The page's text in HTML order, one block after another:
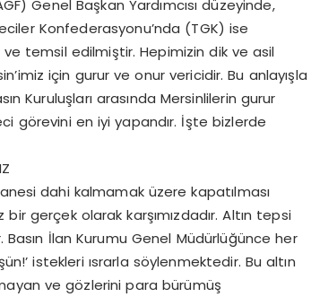
Genel Başkan Yardımcısı düzeyinde,
Konfederasyonu’nda (TGK) ise
temsil edilmiştir. Hepimizin dik ve asil
için gurur ve onur vericidir. Bu anlayışla
Kuruluşları arasında Mersinlilerin gurur
görevini en iyi yapandır. İşte bizlerde
dahi kalmamak üzere kapatılması
gerçek olarak karşımızdadır. Altın tepsi
İlan Kurumu Genel Müdürlüğünce her
istekleri ısrarla söylenmektedir. Bu altın
ve gözlerini para bürümüş